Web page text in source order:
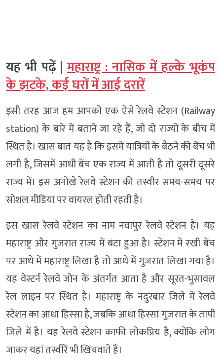
यह भी पढ़ें |महाराष्ट्र : नासिक में हल्के भूकंप
के झटके, कई घरों में आई दरारें
इसी तरह आज हम आपको एक ऐसे रेलवे स्टेशन (Railway
station) के बारे में बताने जा रहे हैं, जो दो राज्यों के बीच में
स्थित है। खास बात यह है कि इसमें यात्रियों के बैठने की बेंच भी
लगी है, जिसमें आधी बेंच एक राज्य में आती है तो दूसरी दूसरे
राज्य में। इस अनोखे रेलवे स्टेशन की तस्वीर समय-समय पर
सोशल मीडिया पर वायरल होती रहती है।
इस खास रेलवे स्टेशन का नाम नवापुर रेलवे स्टेशन है। यह
महाराष्ट्र और गुजरात राज्य में बंटा हुआ है। स्टेशन में रखी बेंच
पर आधे में महाराष्ट्र लिखा है तो आधे में गुजरात लिखा गया है।
यह वेस्टर्न रेलवे जोन के अंतर्गत आता है और सूरत-भुसावल
रेल लाइन पर स्थित है। महाराष्ट्र के नंदुरबार जिले में रेलवे
स्टेशन का आधा हिस्सा है, जबकि आधा हिस्सा गुजरात के तापी
जिले में है। यह रेलवे स्टेशन काफी लोकप्रिय है, क्योंकि लोग
जाकर यहां तस्वीरें भी खिंचवाते हैं।